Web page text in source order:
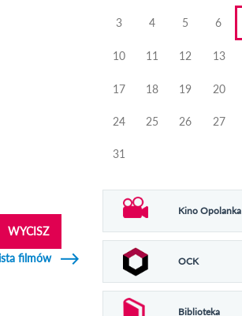
WYCISZ
filmów
3 4 5 6
10 11 12 13
17 18 19 20
24 25 26 27
31
Kino Opolanka
OCK
Biblioteka